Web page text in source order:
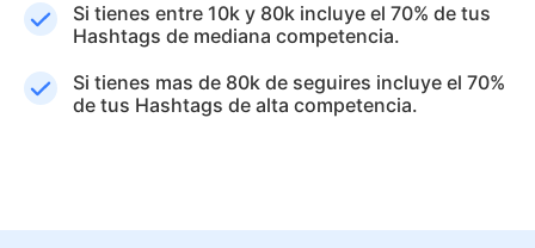
Si tienes entre 10k y 80k incluye el 70% de tus
Hashtags de mediana competencia.
Si tienes mas de 80k de seguires incluye el 70%
de tus Hashtags de alta competencia.